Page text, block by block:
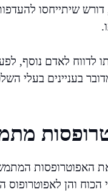
שיתייחסו
לדווח לאדם נוסף,
בעניינים בעלי
האפוטרופסות
והן לאפוטרופוס